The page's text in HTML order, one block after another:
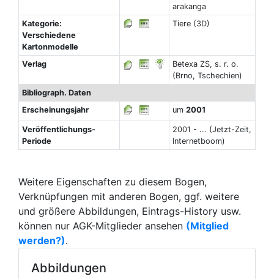
arakanga
Kategorie:
Verschiedene
Kartonmodelle
Tiere (3D)
Verlag
Betexa ZS, s. r. o.
(Brno, Tschechien)
Bibliograph. Daten
Erscheinungsjahr
um 2001
Veröffentlichungs-
Periode
2001 - ... (Jetzt-Zeit,
Internetboom)
Weitere Eigenschaften zu diesem Bogen,
Verknüpfungen mit anderen Bogen, ggf. weitere
und größere Abbildungen, Eintrags-History usw.
können nur AGK-Mitglieder ansehen (Mitglied
werden?).
Abbildungen